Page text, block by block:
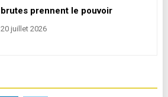
brutes prennent le pouvoir
20 juillet 2026